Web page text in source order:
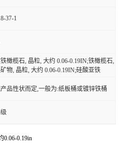
37-1
橄榄石, 晶粒, 大约 0.06-0.19IN;铁橄榄石,
物, 晶粒, 大约 0.06-0.19IN;硅酸亚铁
品性状而定,一般为:纸板桶或镀锌铁桶
0.06-0.19in